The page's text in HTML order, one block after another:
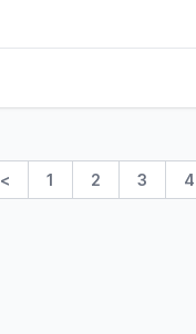
< 1 2 3 4